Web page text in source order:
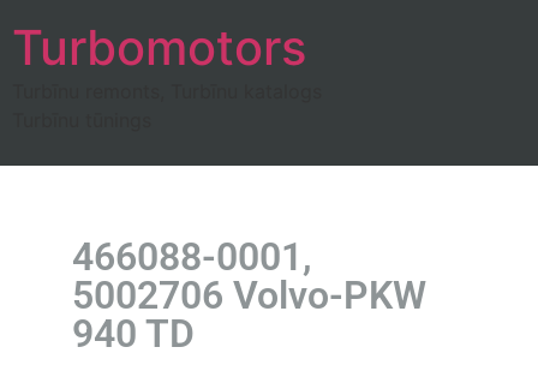
Turbomotors
466088-0001,
5002706 Volvo-PKW
940 TD